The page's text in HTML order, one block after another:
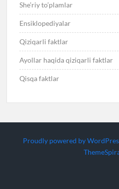
She’riy to’plamlar
Ensiklopediyalar
Qiziqarli faktlar
Ayollar haqida qiziqarli faktlar
Qisqa faktlar
Proudly powered by